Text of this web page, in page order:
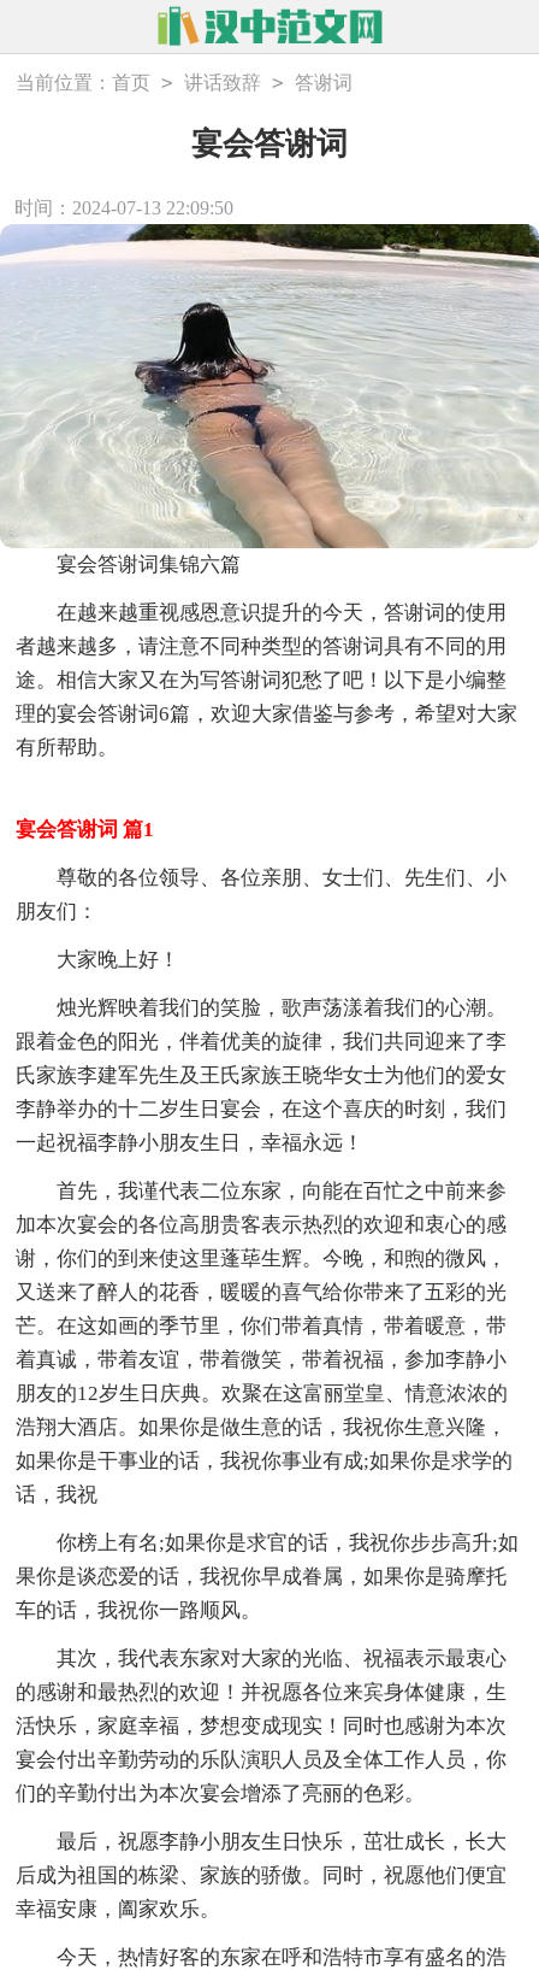
当前位置：首页 > 讲话致辞 > 答谢词
宴会答谢词
时间：2024-07-13 22:09:50
宴会答谢词集锦六篇
在越来越重视感恩意识提升的今天，答谢词的使用
者越来越多，请注意不同种类型的答谢词具有不同的用
途。相信大家又在为写答谢词犯愁了吧！以下是小编整
理的宴会答谢词6篇，欢迎大家借鉴与参考，希望对大家
有所帮助。
宴会答谢词 篇1
尊敬的各位领导、各位亲朋、女士们、先生们、小
朋友们：
大家晚上好！
烛光辉映着我们的笑脸，歌声荡漾着我们的心潮。
跟着金色的阳光，伴着优美的旋律，我们共同迎来了李
氏家族李建军先生及王氏家族王晓华女士为他们的爱女
李静举办的十二岁生日宴会，在这个喜庆的时刻，我们
一起祝福李静小朋友生日，幸福永远！
首先，我谨代表二位东家，向能在百忙之中前来参
加本次宴会的各位高朋贵客表示热烈的欢迎和衷心的感
谢，你们的到来使这里蓬荜生辉。今晚，和煦的微风，
又送来了醉人的花香，暖暖的喜气给你带来了五彩的光
芒。在这如画的季节里，你们带着真情，带着暖意，带
着真诚，带着友谊，带着微笑，带着祝福，参加李静小
朋友的12岁生日庆典。欢聚在这富丽堂皇、情意浓浓的
浩翔大酒店。如果你是做生意的话，我祝你生意兴隆，
如果你是干事业的话，我祝你事业有成;如果你是求学的
话，我祝
你榜上有名;如果你是求官的话，我祝你步步高升;如
果你是谈恋爱的话，我祝你早成眷属，如果你是骑摩托
车的话，我祝你一路顺风。
其次，我代表东家对大家的光临、祝福表示最衷心
的感谢和最热烈的欢迎！并祝愿各位来宾身体健康，生
活快乐，家庭幸福，梦想变成现实！同时也感谢为本次
宴会付出辛勤劳动的乐队演职人员及全体工作人员，你
们的辛勤付出为本次宴会增添了亮丽的色彩。
最后，祝愿李静小朋友生日快乐，茁壮成长，长大
后成为祖国的栋梁、家族的骄傲。同时，祝愿他们便宜
幸福安康，阖家欢乐。
今天，热情好客的东家在呼和浩特市享有盛名的浩